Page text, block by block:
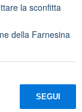
la sconfitta
della Farnesina
SEGUI